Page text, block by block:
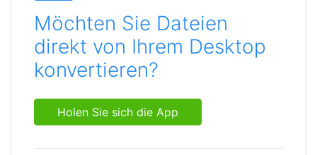
Möchten Sie Dateien
direkt von Ihrem Desktop
konvertieren?
Holen Sie sich die App